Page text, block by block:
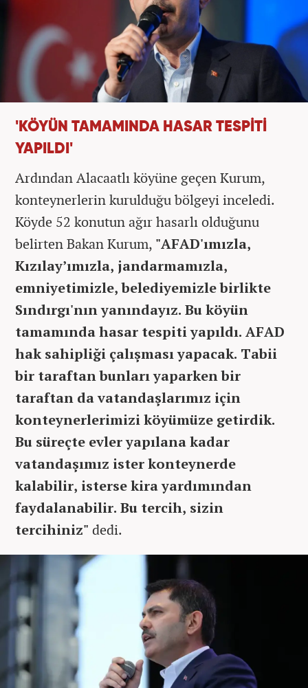
'KÖYÜN TAMAMINDA HASAR TESPİTİ
YAPILDI'
Ardından Alacaatlı köyüne geçen Kurum,
konteynerlerin kurulduğu bölgeyi inceledi.
Köyde 52 konutun ağır hasarlı olduğunu
belirten Bakan Kurum, "AFAD'ımızla,
Kızılay’ımızla, jandarmamızla,
emniyetimizle, belediyemizle birlikte
Sındırgı'nın yanındayız. Bu köyün
tamamında hasar tespiti yapıldı. AFAD
hak sahipliği çalışması yapacak. Tabii
bir taraftan bunları yaparken bir
taraftan da vatandaşlarımız için
konteynerlerimizi köyümüze getirdik.
Bu süreçte evler yapılana kadar
vatandaşımız ister konteynerde
kalabilir, isterse kira yardımından
faydalanabilir. Bu tercih, sizin
tercihiniz" dedi.